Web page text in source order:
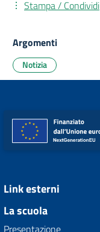
Stampa / Condividi
Argomenti
Notizia
Link esterni
La scuola
Presentazione